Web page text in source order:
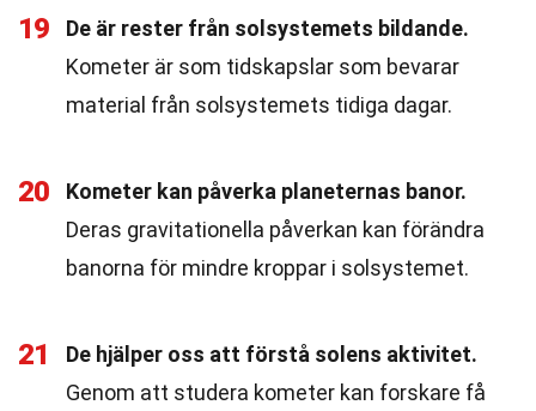
19
De är rester från solsystemets bildande.
Kometer är som tidskapslar som bevarar
material från solsystemets tidiga dagar.
20
Kometer kan påverka planeternas banor.
Deras gravitationella påverkan kan förändra
banorna för mindre kroppar i solsystemet.
21
De hjälper oss att förstå solens aktivitet.
Genom att studera kometer kan forskare få